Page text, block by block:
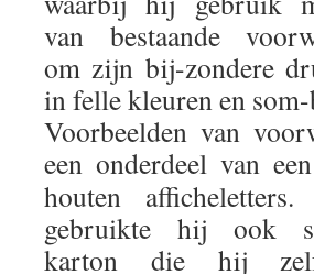
van bestaande
om zijn bij-zondere
in felle kleuren en
Voorbeelden van
een onderdeel van
houten afficheletters.
gebruikte hij ook
karton die hij